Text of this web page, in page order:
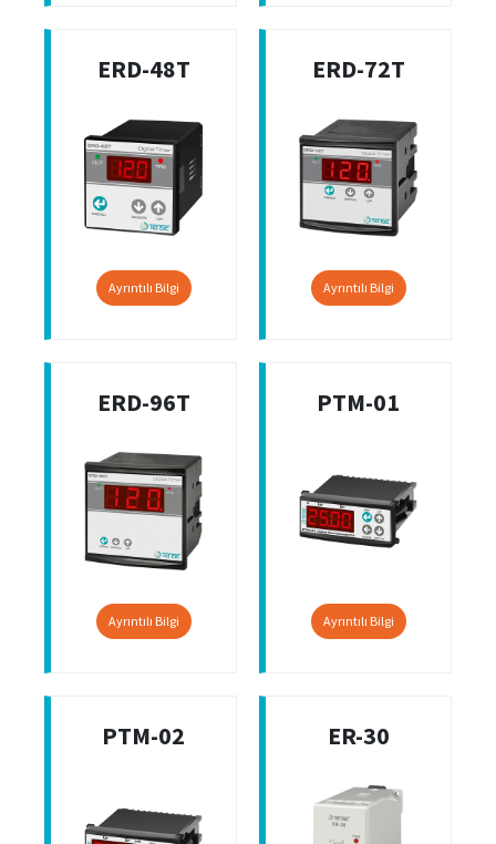
ERD-48T
Ayrıntılı Bilgi
ERD-72T
Ayrıntılı Bilgi
ERD-96T
Ayrıntılı Bilgi
PTM-01
Ayrıntılı Bilgi
PTM-02 ER-30